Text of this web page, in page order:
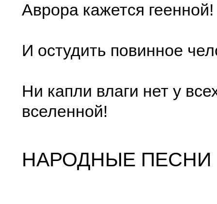
Аврора кажется геенной!
И остудить повинное
Ни капли влаги нет у
вселенной!
НАРОДНЫЕ ПЕСНИ